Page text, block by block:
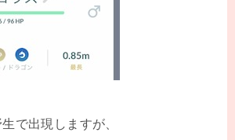
で出現しますが、